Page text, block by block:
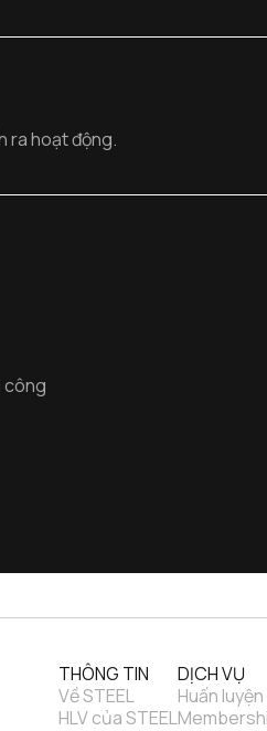
ra hoạt động.
công
THÔNG TIN
Về STEEL
HLV của STEEL
DỊCH VỤ
Huấn